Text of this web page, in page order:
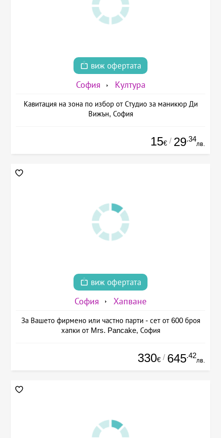
виж офертата
София Култура
Кавитация на зона по избор от Студио за маникюр Ди
Вижън, София
15€ / 29.34
лв.
виж офертата
София Хапване
За Вашето фирмено или частно парти - сет от 600 броя
хапки от Mrs. Pancake, София
330€ / 645.42
лв.